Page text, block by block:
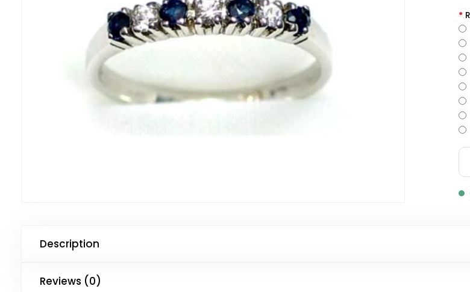
*
Description
Reviews (0)